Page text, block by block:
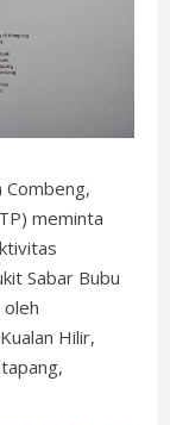
Combeng,
meminta
Sabar Bubu
Hilir,